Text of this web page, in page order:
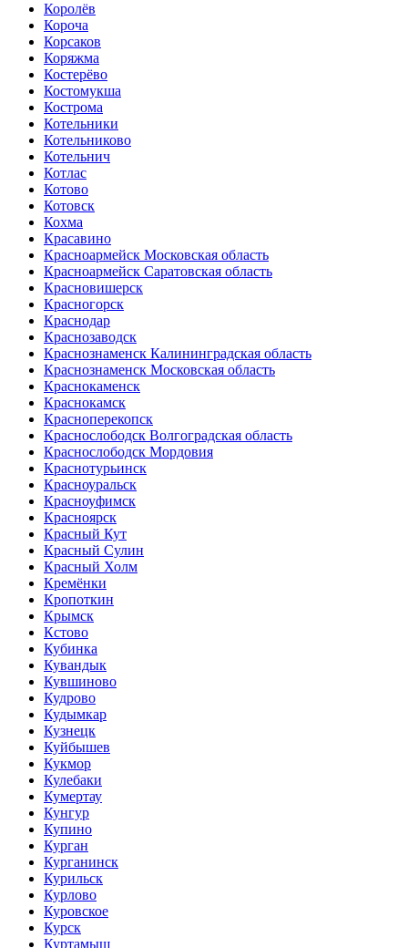
Королёв
Короча
Корсаков
Коряжма
Костерёво
Костомукша
Кострома
Котельники
Котельниково
Котельнич
Котлас
Котово
Котовск
Кохма
Красавино
Красноармейск Московская область
Красноармейск Саратовская область
Красновишерск
Красногорск
Краснодар
Краснозаводск
Краснознаменск Калининградская область
Краснознаменск Московская область
Краснокаменск
Краснокамск
Красноперекопск
Краснослободск Волгоградская область
Краснослободск Мордовия
Краснотурьинск
Красноуральск
Красноуфимск
Красноярск
Красный Кут
Красный Сулин
Красный Холм
Кремёнки
Кропоткин
Крымск
Кстово
Кубинка
Кувандык
Кувшиново
Кудрово
Кудымкар
Кузнецк
Куйбышев
Кукмор
Кулебаки
Кумертау
Кунгур
Купино
Курган
Курганинск
Курильск
Курлово
Куровское
Курск
Куртамыш